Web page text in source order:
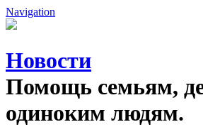
Navigation
Новости
Помощь семьям,
одиноким людям.